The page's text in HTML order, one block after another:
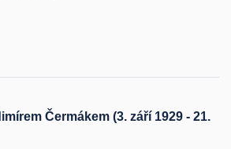
Čermákem (3. září 1929 - 21.